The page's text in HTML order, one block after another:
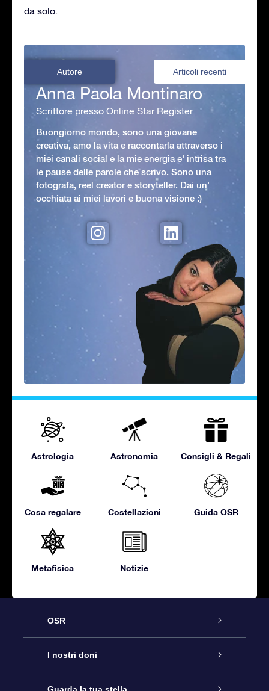
da solo.
Autore Articoli recenti
Anna Paola Montinaro
Scrittore presso Online Star Register
Buongiorno mondo, sono una giovane
creativa, amo la vita e raccontarla attraverso i
miei canali social e la mie energia e' intrisa tra
le pause delle parole che scrivo. Sono una
fotografa, reel creator e storyteller. Dai un'
occhiata ai miei lavori e buona visione :)
Astrologia Astronomia Consigli & Regali
Cosa regalare Costellazioni Guida OSR
Metafisica Notizie
OSR
Assistenza
Contattaci
I nostri doni
Online Star Gift